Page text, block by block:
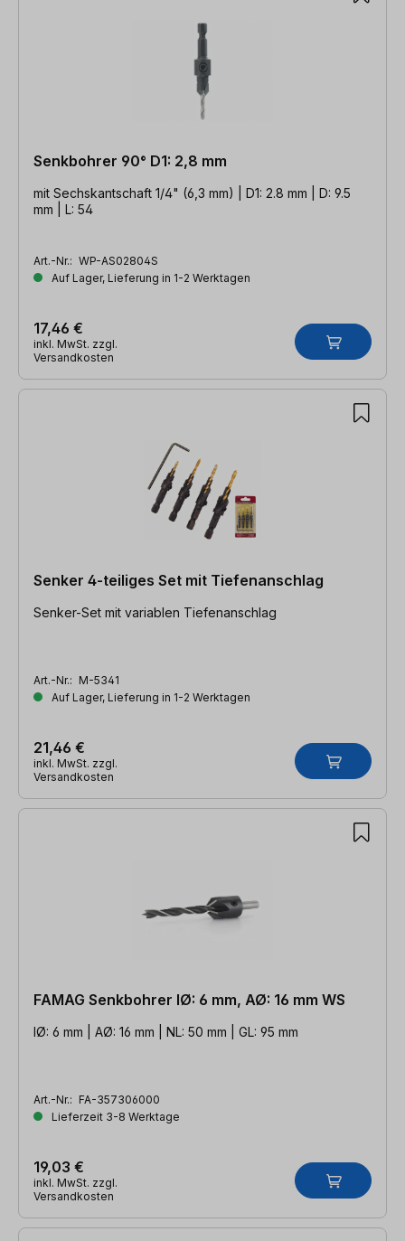
Senkbohrer 90° D1: 2,8 mm
mit Sechskantschaft 1/4" (6,3 mm) | D1: 2.8 mm | D: 9.5
mm | L: 54
Art.-Nr.: WP-AS02804S
Auf Lager, Lieferung in 1-2 Werktagen
17,46 €
inkl. MwSt. zzgl.
Versandkosten
Senker 4-teiliges Set mit Tiefenanschlag
Senker-Set mit variablen Tiefenanschlag
Art.-Nr.: M-5341
Auf Lager, Lieferung in 1-2 Werktagen
21,46 €
inkl. MwSt. zzgl.
Versandkosten
FAMAG Senkbohrer IØ: 6 mm, AØ: 16 mm WS
IØ: 6 mm | AØ: 16 mm | NL: 50 mm | GL: 95 mm
Art.-Nr.: FA-357306000
Lieferzeit 3-8 Werktage
19,03 €
inkl. MwSt. zzgl.
Versandkosten